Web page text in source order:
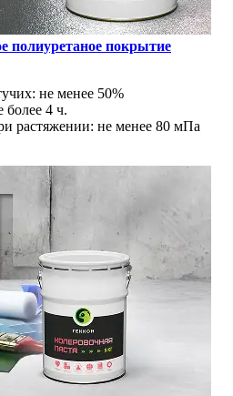
полиуретаное покрытие
не менее 50%
более 4 ч.
растяжении: не менее 80 мПа